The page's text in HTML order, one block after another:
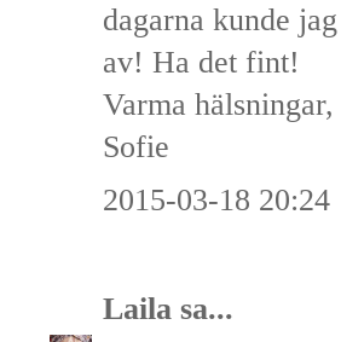
dagarna kunde
av! Ha det fint!
Varma hälsningar,
Sofie
2015-03-18 20:24
Laila sa...